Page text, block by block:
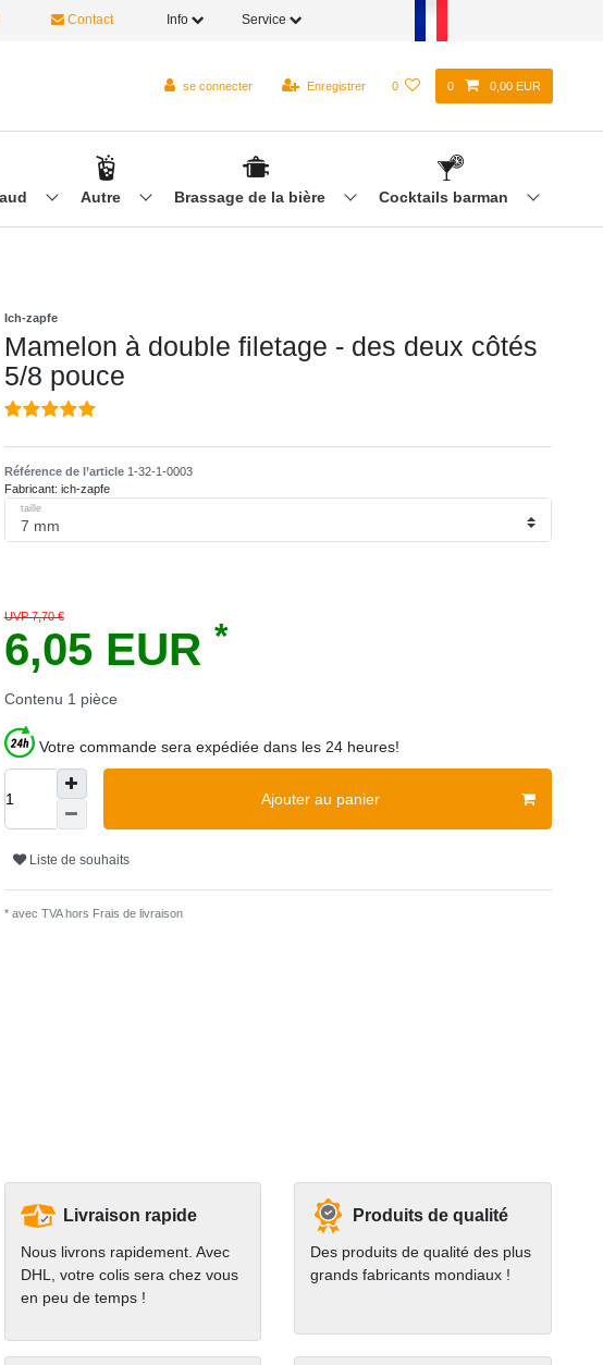
Contact Info Service
se connecter Enregistrer 0 0 0,00 EUR
Autre Brassage de la bière Cocktails barman
Ich-zapfe
Mamelon à double filetage - des deux côtés
5/8 pouce
Référence de l’article 1-32-1-0003
Fabricant: ich-zapfe
taille
UVP 7,70 €
6,05 EUR *
Contenu 1 pièce
Votre commande sera expédiée dans les 24 heures!
Ajouter au panier
Liste de souhaits
* avec TVA hors Frais de livraison
Livraison rapide
Nous livrons rapidement. Avec
DHL, votre colis sera chez vous
en peu de temps !
Produits de qualité
Des produits de qualité des plus
grands fabricants mondiaux !